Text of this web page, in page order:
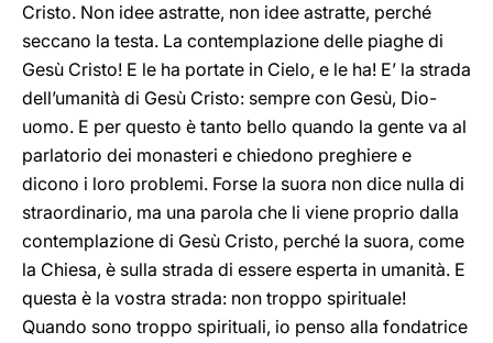
Cristo. Non idee astratte, non idee astratte, perché
seccano la testa. La contemplazione delle piaghe di
Gesù Cristo! E le ha portate in Cielo, e le ha! E’ la strada
dell’umanità di Gesù Cristo: sempre con Gesù, Dio-
uomo. E per questo è tanto bello quando la gente va al
parlatorio dei monasteri e chiedono preghiere e
dicono i loro problemi. Forse la suora non dice nulla di
straordinario, ma una parola che li viene proprio dalla
contemplazione di Gesù Cristo, perché la suora, come
la Chiesa, è sulla strada di essere esperta in umanità. E
questa è la vostra strada: non troppo spirituale!
Quando sono troppo spirituali, io penso alla fondatrice